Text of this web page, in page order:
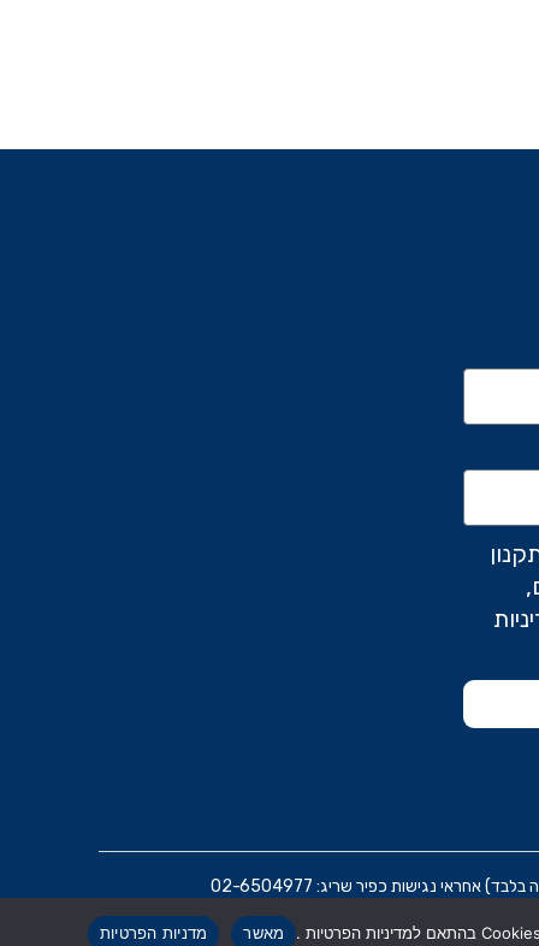
נגישות כפיר שריג: 02-6504977
נגישות מאשר מדניות הפרטיות